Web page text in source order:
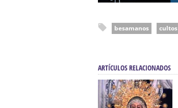
besamanos cultos
ARTÍCULOS RELACIONADOS